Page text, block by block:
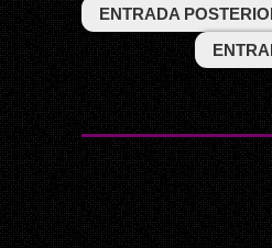
ENTRADA